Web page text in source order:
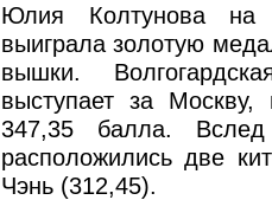
Юлия Колтунова на
выиграла золотую
вышки.
выступает за
347,35 балла.
расположились две
Чэнь (312,45).